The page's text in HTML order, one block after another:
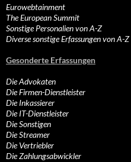
Eurowebtainment
The European Summit
Sonstige Personalien von A-Z
Diverse sonstige Erfassungen von A-Z
Gesonderte Erfassungen
Die Advokaten
Die Firmen-Dienstleister
Die Inkassierer
Die IT-Dienstleister
Die Sonstigen
Die Streamer
Die Vertriebler
Die Zahlungsabwickler